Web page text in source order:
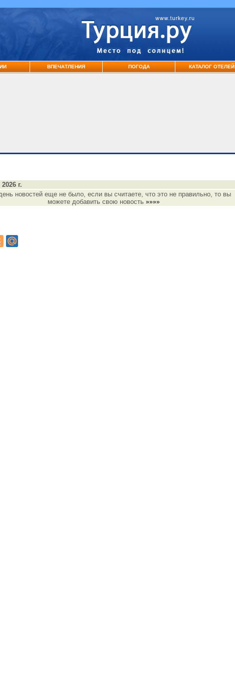
ВПЕЧАТЛЕНИЯ ПОГОДА КАТАЛОГ ОТЕЛЕЙ
г.
новостей еще не было, если вы считаете, что это не правильно, то вы
можете добавить свою новость »»»»